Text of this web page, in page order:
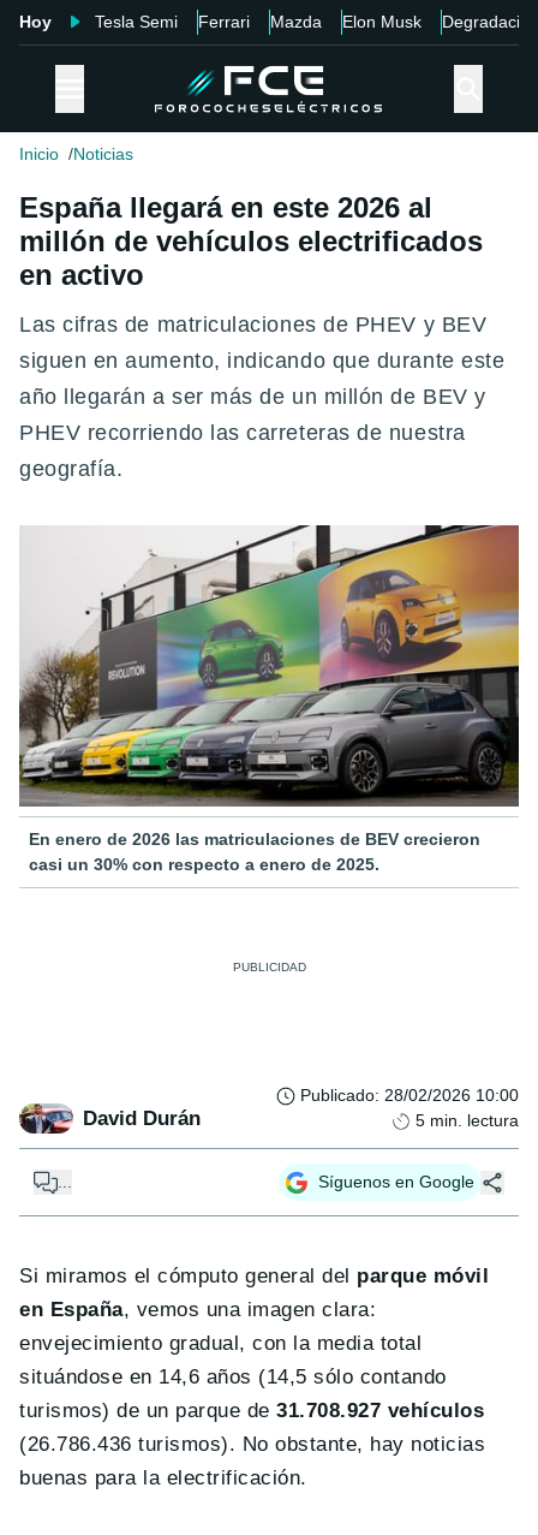
Hoy Tesla Semi Ferrari Mazda Elon Musk Degradación
Inicio Noticias
España llegará en este 2026 al
millón de vehículos electrificados
en activo
Las cifras de matriculaciones de PHEV y BEV
siguen en aumento, indicando que durante este
año llegarán a ser más de un millón de BEV y
PHEV recorriendo las carreteras de nuestra
geografía.
En enero de 2026 las matriculaciones de BEV crecieron
casi un 30% con respecto a enero de 2025.
David Durán
Publicado: 28/02/2026 10:00
5 min. lectura
... Síguenos en Google
Si miramos el cómputo general del parque móvil
en España, vemos una imagen clara:
envejecimiento gradual, con la media total
situándose en 14,6 años (14,5 sólo contando
turismos) de un parque de31.708.927 vehículos
(26.786.436 turismos). No obstante, hay noticias
buenas para la electrificación.